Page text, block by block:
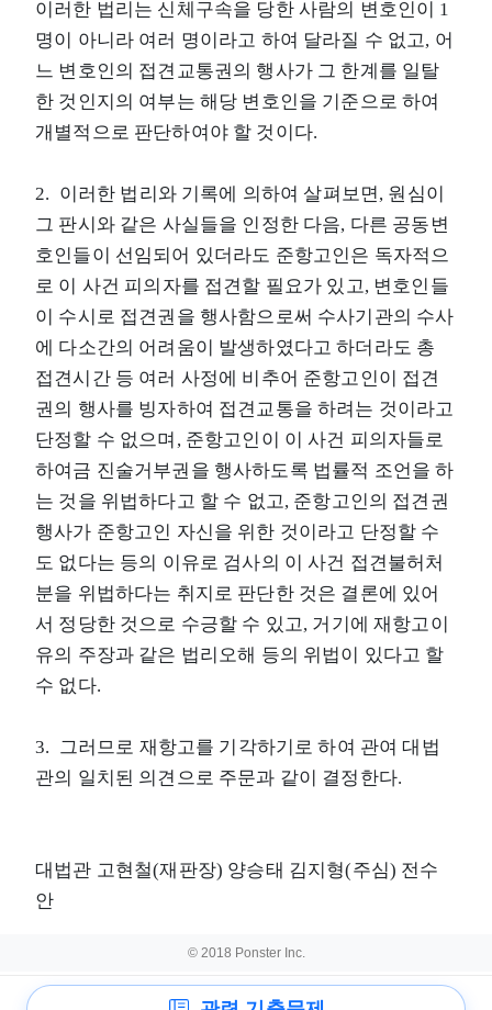
이러한 법리는 신체구속을 당한 사람의 변호인이 1
명이 아니라 여러 명이라고 하여 달라질 수 없고, 어
느 변호인의 접견교통권의 행사가 그 한계를 일탈
한 것인지의 여부는 해당 변호인을 기준으로 하여
개별적으로 판단하여야 할 것이다.
2. 이러한 법리와 기록에 의하여 살펴보면, 원심이
그 판시와 같은 사실들을 인정한 다음, 다른 공동변
호인들이 선임되어 있더라도 준항고인은 독자적으
로 이 사건 피의자를 접견할 필요가 있고, 변호인들
이 수시로 접견권을 행사함으로써 수사기관의 수사
에 다소간의 어려움이 발생하였다고 하더라도 총
접견시간 등 여러 사정에 비추어 준항고인이 접견
권의 행사를 빙자하여 접견교통을 하려는 것이라고
단정할 수 없으며, 준항고인이 이 사건 피의자들로
하여금 진술거부권을 행사하도록 법률적 조언을 하
는 것을 위법하다고 할 수 없고, 준항고인의 접견권
행사가 준항고인 자신을 위한 것이라고 단정할 수
도 없다는 등의 이유로 검사의 이 사건 접견불허처
분을 위법하다는 취지로 판단한 것은 결론에 있어
서 정당한 것으로 수긍할 수 있고, 거기에 재항고이
유의 주장과 같은 법리오해 등의 위법이 있다고 할
수 없다.
3. 그러므로 재항고를 기각하기로 하여 관여 대법
관의 일치된 의견으로 주문과 같이 결정한다.
대법관 고현철(재판장) 양승태 김지형(주심) 전수
안
© 2018 Ponster Inc.